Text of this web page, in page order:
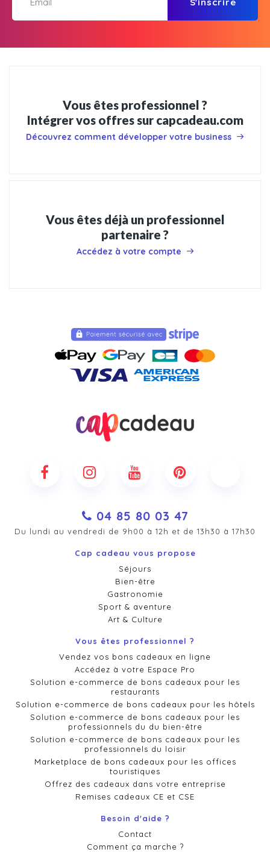
S'inscrire
Vous êtes professionnel ?
Intégrer vos offres sur capcadeau.com
Découvrez comment développer votre business
Vous êtes déjà un professionnel
partenaire ?
Accédez à votre compte
04 85 80 03 47
Du lundi au vendredi de 9h00 à 12h et de 13h30 à 17h30
Cap cadeau vous propose
Séjours
Bien-être
Gastronomie
Sport & aventure
Art & Culture
Vous êtes professionnel ?
Vendez vos bons cadeaux en ligne
Accédez à votre Espace Pro
Solution e-commerce de bons cadeaux pour les
restaurants
Solution e-commerce de bons cadeaux pour les hôtels
Solution e-commerce de bons cadeaux pour les
professionnels du du bien-être
Solution e-commerce de bons cadeaux pour les
professionnels du loisir
Marketplace de bons cadeaux pour les offices
touristiques
Offrez des cadeaux dans votre entreprise
Remises cadeaux CE et CSE
Besoin d'aide ?
Contact
Comment ça marche ?